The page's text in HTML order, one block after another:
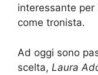
interessante
come tronista.
Ad oggi sono
scelta, Laura